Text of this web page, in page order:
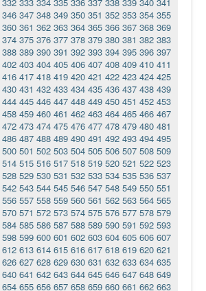
332 333 334 335 336 337 338 339 340 341
346 347 348 349 350 351 352 353 354 355
360 361 362 363 364 365 366 367 368 369
374 375 376 377 378 379 380 381 382 383
388 389 390 391 392 393 394 395 396 397
402 403 404 405 406 407 408 409 410 411
416 417 418 419 420 421 422 423 424 425
430 431 432 433 434 435 436 437 438 439
444 445 446 447 448 449 450 451 452 453
458 459 460 461 462 463 464 465 466 467
472 473 474 475 476 477 478 479 480 481
486 487 488 489 490 491 492 493 494 495
500 501 502 503 504 505 506 507 508 509
514 515 516 517 518 519 520 521 522 523
528 529 530 531 532 533 534 535 536 537
542 543 544 545 546 547 548 549 550 551
556 557 558 559 560 561 562 563 564 565
570 571 572 573 574 575 576 577 578 579
584 585 586 587 588 589 590 591 592 593
598 599 600 601 602 603 604 605 606 607
612 613 614 615 616 617 618 619 620 621
626 627 628 629 630 631 632 633 634 635
640 641 642 643 644 645 646 647 648 649
654 655 656 657 658 659 660 661 662 663